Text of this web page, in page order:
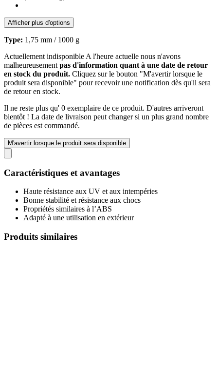
Afficher plus d'options
Type: 1,75 mm / 1000 g
Actuellement indisponible A l'heure actuelle nous n'avons
malheureusement pas d'information quant à une date de retour
en stock du produit. Cliquez sur le bouton "M'avertir lorsque le
produit sera disponible" pour recevoir une notification dès qu'il sera
de retour en stock.
Il ne reste plus qu' 0 exemplaire de ce produit. D'autres arriveront
bientôt ! La date de livraison peut changer si un plus grand nombre
de pièces est commandé.
M'avertir lorsque le produit sera disponible
Caractéristiques et avantages
Haute résistance aux UV et aux intempéries
Bonne stabilité et résistance aux chocs
Propriétés similaires à l’ABS
Adapté à une utilisation en extérieur
Produits similaires